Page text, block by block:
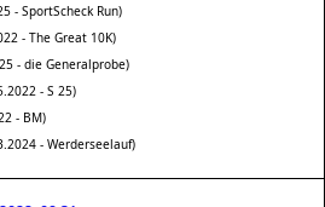
- SportScheck Run)
- The Great 10K)
- die Generalprobe)
- S 25)
- BM)
- Werderseelauf)